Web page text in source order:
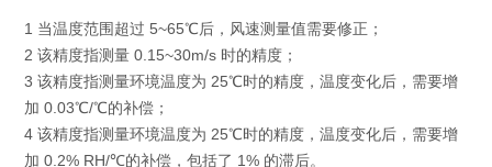
1 当温度范围超过 5~65℃后，风速测量值需要修正；
2 该精度指测量 0.15~30m/s 时的精度；
3 该精度指测量环境温度为 25℃时的精度，温度变化后，需要增
加 0.03℃/℃的补偿；
4 该精度指测量环境温度为 25℃时的精度，温度变化后，需要增
加 0.2% RH/℃的补偿，包括了 1% 的滞后。